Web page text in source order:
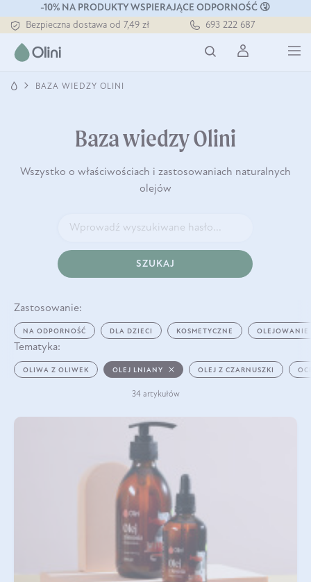
-10% NA PRODUKTY WSPIERAJĄCE ODPORNOŚĆ 🤧
Bezpieczna dostawa od 7,49 zł
Darmowa dostawa od 199 zł
Tłoczony zawsze na zimno
693 222 687
BAZA WIEDZY OLINI
Baza wiedzy Olini
Wszystko o właściwościach i zastosowaniach naturalnych
olejów
SZUKAJ
Zastosowanie:
NA ODPORNOŚĆ DLA DZIECI KOSMETYCZNE OLEJOWANIE
Tematyka:
OLIWA Z OLIWEK OLEJ LNIANY OLEJ Z CZARNUSZKI
34 artykułów